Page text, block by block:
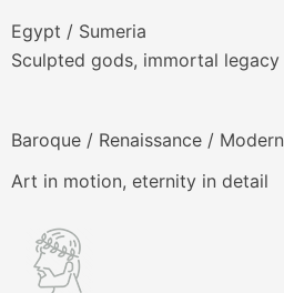
Egypt / Sumeria
Sculpted gods, immortal legacy
Baroque / Renaissance / Modern
Art in motion, eternity in detail